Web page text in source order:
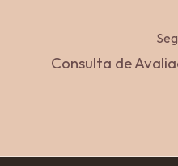
Consulta de